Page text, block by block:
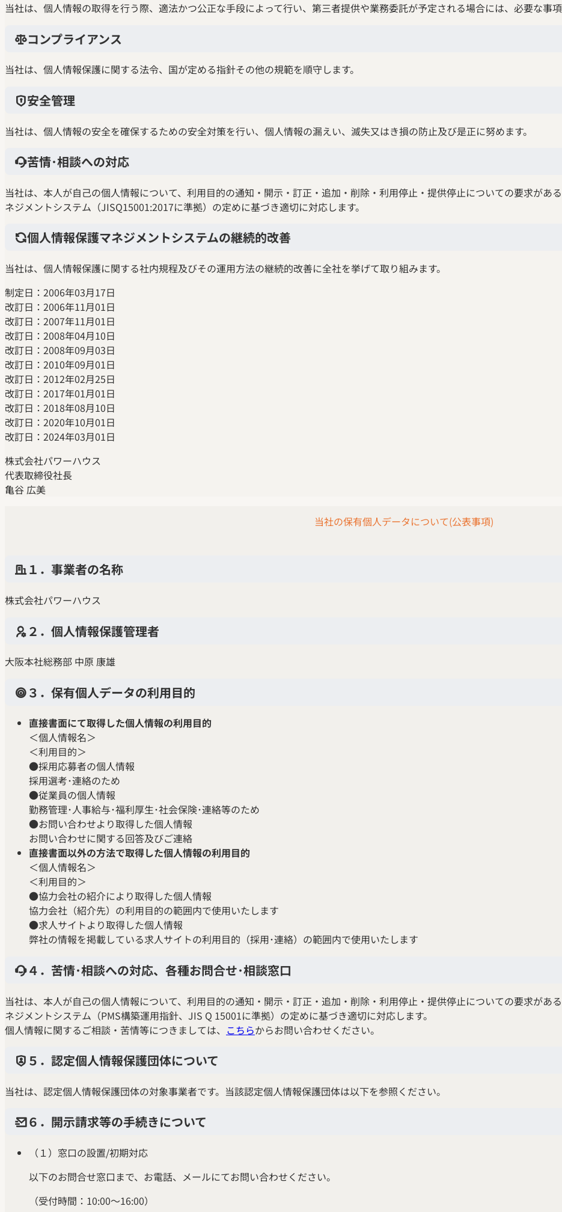
当社は、個人情報の取得を行う際、適法かつ公正な手段によって行い、第三者提供や業務委託が予定される場合には、必要な事項
コンプライアンス
当社は、個人情報保護に関する法令、国が定める指針その他の規範を順守します。
安全管理
当社は、個人情報の安全を確保するための安全対策を行い、個人情報の漏えい、滅失又はき損の防止及び是正に努めます。
苦情･相談への対応
当社は、本人が自己の個人情報について、利用目的の通知・開示・訂正・追加・削除・利用停止・提供停止についての要求があ
ネジメントシステム（JISQ15001:2017に準拠）の定めに基づき適切に対応します。
個人情報保護マネジメントシステムの継続的改善
当社は、個人情報保護に関する社内規程及びその運用方法の継続的改善に全社を挙げて取り組みます。
制定日：2006年03月17日
改訂日：2006年11月01日
改訂日：2007年11月01日
改訂日：2008年04月10日
改訂日：2008年09月03日
改訂日：2010年09月01日
改訂日：2012年02月25日
改訂日：2017年01月01日
改訂日：2018年08月10日
改訂日：2020年10月01日
改訂日：2024年03月01日
株式会社パワーハウス
代表取締役社長
亀谷 広美
当社の保有個人データについて(公表事項)
１．事業者の名称
株式会社パワーハウス
２．個人情報保護管理者
大阪本社総務部 中原 康雄
３．保有個人データの利用目的
直接書面にて取得した個人情報の利用目的
＜個人情報名＞
＜利用目的＞
●採用応募者の個人情報
採用選考･連絡のため
●従業員の個人情報
勤務管理･人事給与･福利厚生･社会保険･連絡等のため
●お問い合わせより取得した個人情報
お問い合わせに関する回答及びご連絡
直接書面以外の方法で取得した個人情報の利用目的
＜個人情報名＞
＜利用目的＞
●協力会社の紹介により取得した個人情報
協力会社（紹介先）の利用目的の範囲内で使用いたします
●求人サイトより取得した個人情報
弊社の情報を掲載している求人サイトの利用目的（採用･連絡）の範囲内で使用いたします
４．苦情･相談への対応、各種お問合せ･相談窓口
当社は、本人が自己の個人情報について、利用目的の通知・開示・訂正・追加・削除・利用停止・提供停止についての要求があ
ネジメントシステム（PMS構築運用指針、JIS Q 15001に準拠）の定めに基づき適切に対応します。
個人情報に関するご相談・苦情等につきましては、 こちらからお問い合わせください。
５．認定個人情報保護団体について
当社は、認定個人情報保護団体の対象事業者です。当該認定個人情報保護団体は以下を参照ください。
６．開示請求等の手続きについて
（１）窓口の設置/初期対応
以下のお問合せ窓口まで、お電話、メールにてお問い合わせください。
（受付時間：10:00～16:00）